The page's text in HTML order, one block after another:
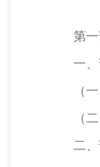
第一
一、
（一
（二
二、